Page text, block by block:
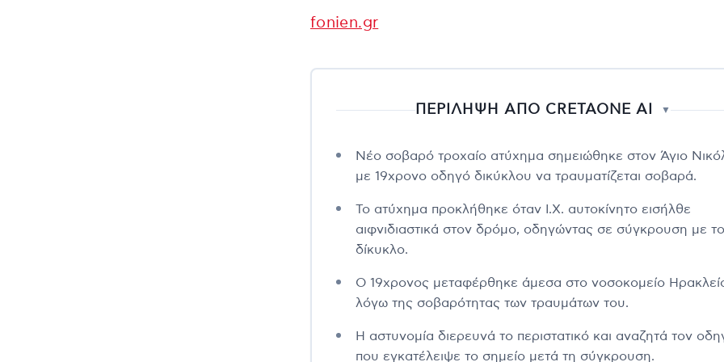
fonien.gr
ΠΕΡΙΛΗΨΗ ΑΠΟ CRETAONE AI ▼
Νέο σοβαρό τροχαίο ατύχημα σημειώθηκε στον Άγιο
με 19χρονο οδηγό δικύκλου να τραυματίζεται σοβαρά.
Το ατύχημα προκλήθηκε όταν Ι.Χ. αυτοκίνητο εισήλθε
αιφνιδιαστικά στον δρόμο, οδηγώντας σε σύγκρουση με το
δίκυκλο.
Ο 19χρονος μεταφέρθηκε άμεσα στο νοσοκομείο
λόγω της σοβαρότητας των τραυμάτων του.
Η αστυνομία διερευνά το περιστατικό και αναζητά τον
που εγκατέλειψε το σημείο μετά τη σύγκρουση.